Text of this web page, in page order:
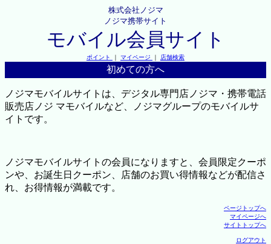
株式会社ノジマ
ノジマ携帯サイト
モバイル会員サイト
ポイント ｜ マイページ ｜ 店舗検索
初めての方へ
ノジマモバイルサイトは、デジタル専門店ノジマ・携帯電話
販売店ノジ マモバイルなど、ノジマグループのモバイルサ
イトです。
ノジマモバイルサイトの会員になりますと、会員限定クーポ
ンや、お誕生日クーポン、店舗のお買い得情報などが配信さ
れ、お得情報が満載です。
ページトップへ
マイページへ
サイトトップへ
ログアウト